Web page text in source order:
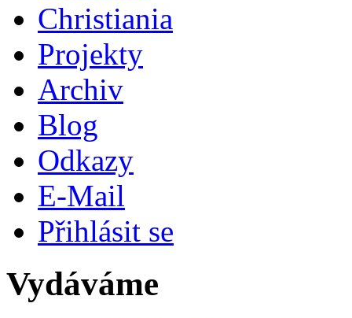
Christiania
Projekty
Archiv
Blog
Odkazy
E-Mail
Přihlásit se
Vydáváme